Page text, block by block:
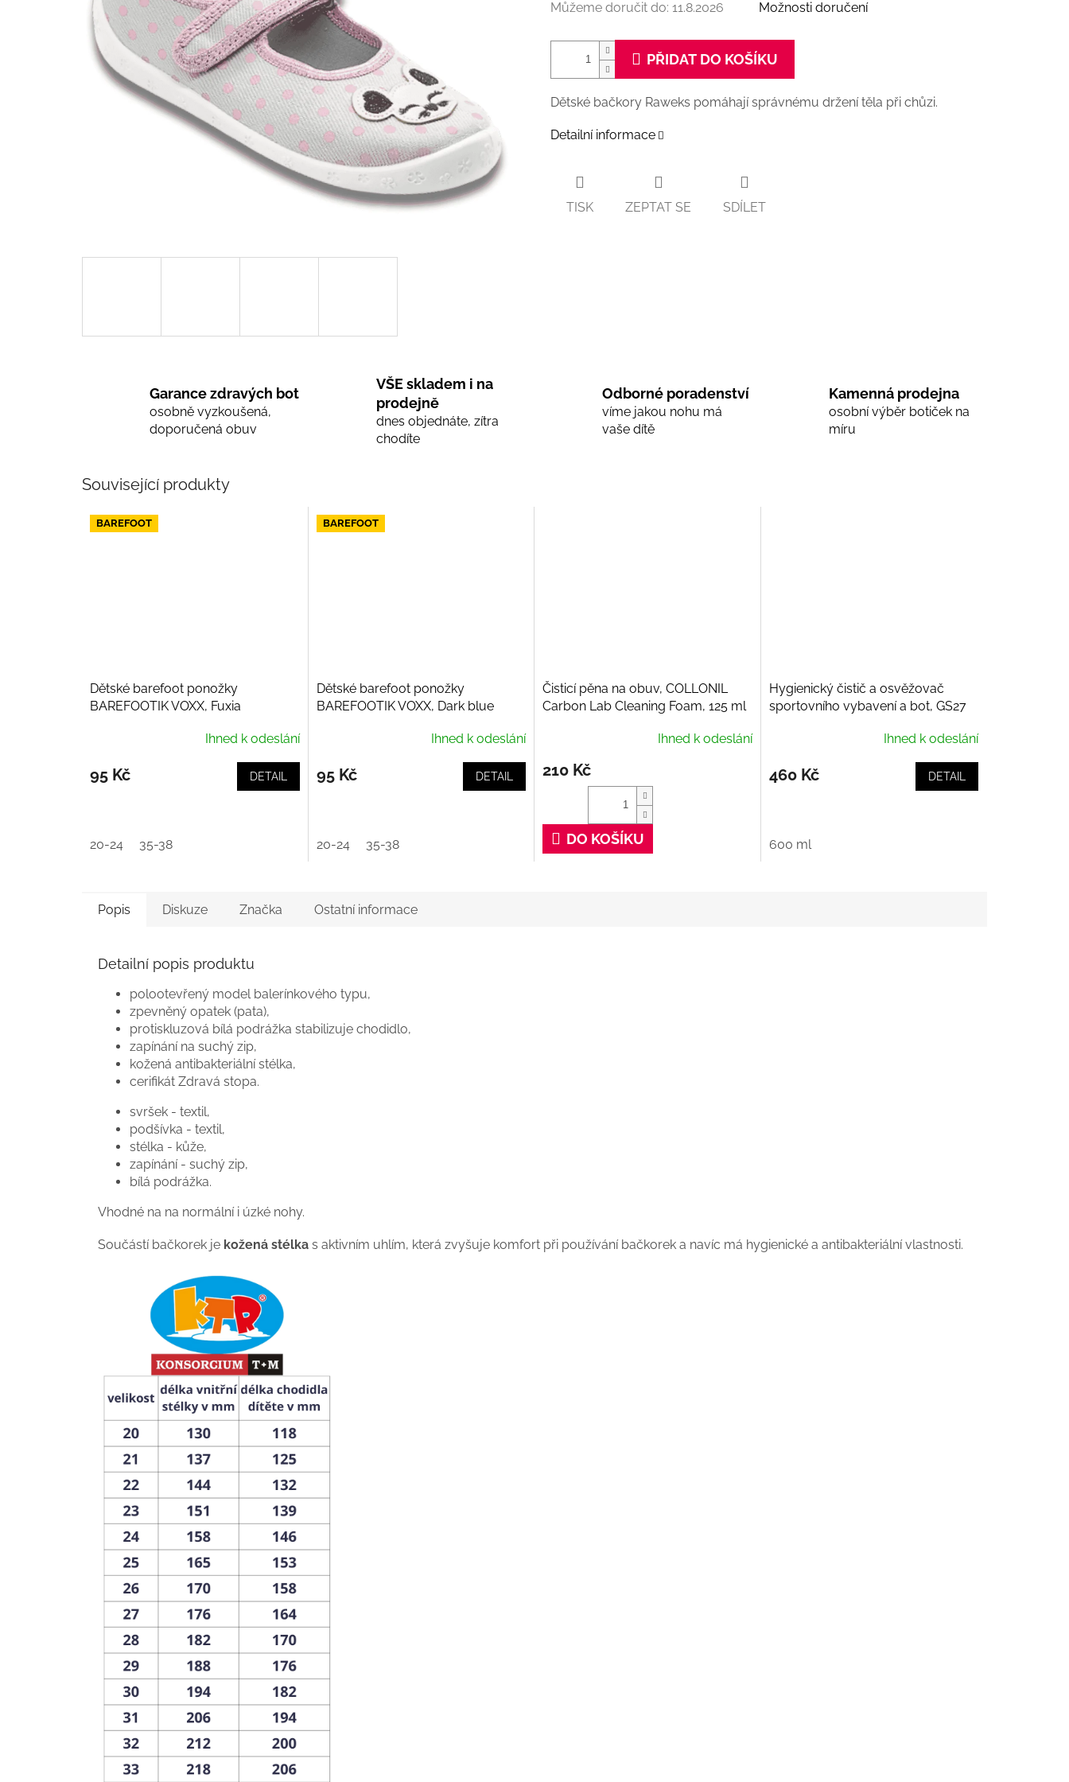
Můžeme doručit do: 11.8.2026 Možnosti doručení
PŘIDAT DO KOŠÍKU
Dětské bačkory Raweks pomáhají správnému držení těla při chůzi.
Detailní informace
TISK ZEPTAT SE SDÍLET
Garance zdravých bot
osobně vyzkoušená,
doporučená obuv
VŠE skladem i na
prodejně
dnes objednáte, zítra
chodíte
Odborné poradenství
víme jakou nohu má
vaše dítě
Kamenná prodejna
osobní výběr botiček na
míru
Související produkty
BAREFOOT
Dětské barefoot ponožky
BAREFOOTIK VOXX, Fuxia
Ihned k odeslání
95 Kč DETAIL
20-24 35-38
BAREFOOT
Dětské barefoot ponožky
BAREFOOTIK VOXX, Dark blue
Ihned k odeslání
95 Kč DETAIL
20-24 35-38
Čisticí pěna na obuv, COLLONIL
Carbon Lab Cleaning Foam, 125 ml
Ihned k odeslání
210 Kč
DO KOŠÍKU
Hygienický čistič a osvěžovač
sportovního vybavení a bot, GS27
Ihned k odeslání
460 Kč DETAIL
600 ml
Popis Diskuze Značka Ostatní informace
Detailní popis produktu
polootevřený model balerínkového typu,
zpevněný opatek (pata),
protiskluzová bílá podrážka stabilizuje chodidlo,
zapínání na suchý zip,
kožená antibakteriální stélka,
cerifikát Zdravá stopa.
svršek - textil,
podšívka - textil,
stélka - kůže,
zapínání - suchý zip,
bílá podrážka.
Vhodné na na normální i úzké nohy.
Součástí bačkorek je kožená stélka s aktivním uhlím, která zvyšuje komfort při používání bačkorek a navíc má hygienické a antibakteriální vlastnosti.